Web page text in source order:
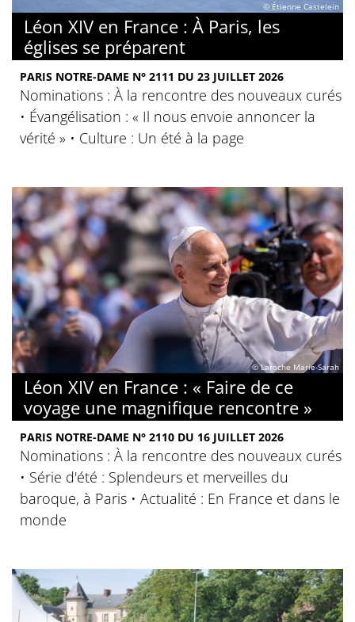
© Étienne Castelein
Léon XIV en France : À Paris, les
églises se préparent
PARIS NOTRE-DAME N° 2111 DU 23 JUILLET 2026
Nominations : À la rencontre des nouveaux curés
• Évangélisation : « Il nous envoie annoncer la
vérité » • Culture : Un été à la page
© Laroche Marie-Sarah
Léon XIV en France : « Faire de ce
voyage une magnifique rencontre »
PARIS NOTRE-DAME N° 2110 DU 16 JUILLET 2026
Nominations : À la rencontre des nouveaux curés
• Série d'été : Splendeurs et merveilles du
baroque, à Paris • Actualité : En France et dans le
monde